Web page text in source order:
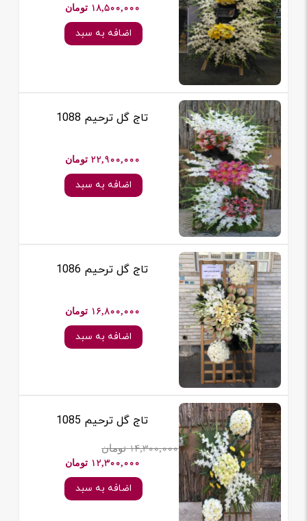
18,500,000 تومان
اضافه به سبد
تاج گل ترحیم 1088
22,900,000 تومان
اضافه به سبد
تاج گل ترحیم 1086
16,800,000 تومان
اضافه به سبد
تاج گل ترحیم 1085
14,300,000 تومان
12,300,000 تومان
اضافه به سبد